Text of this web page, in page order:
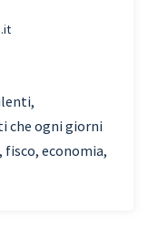
che ogni giorni
economia,